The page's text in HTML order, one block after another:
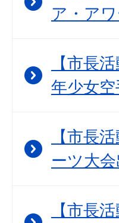
ア・ア
【市長
年少女
【市長
ーツ大
【市長